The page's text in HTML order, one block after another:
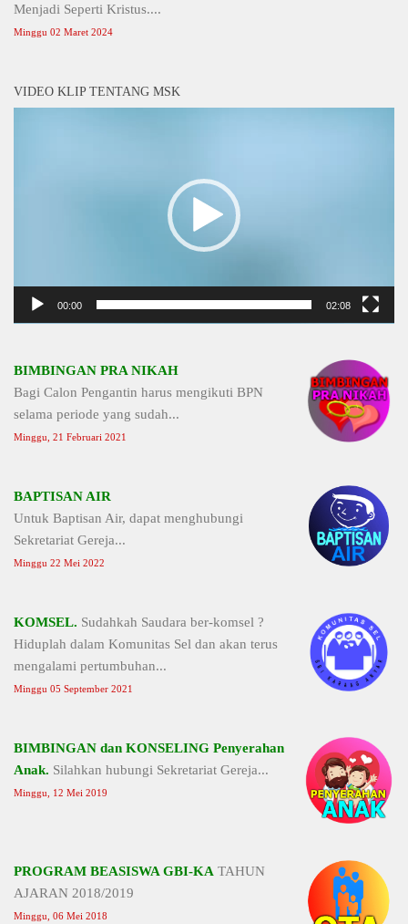
Menjadi Seperti Kristus....
Minggu 02 Maret 2024
VIDEO KLIP TENTANG MSK
00:00 02:08
BIMBINGAN PRA NIKAH
Bagi Calon Pengantin harus mengikuti BPN
selama periode yang sudah...
Minggu, 21 Februari 2021
BAPTISAN AIR
Untuk Baptisan Air, dapat menghubungi
Sekretariat Gereja...
Minggu 22 Mei 2022
KOMSEL. Sudahkah Saudara ber-komsel ?
Hiduplah dalam Komunitas Sel dan akan terus
mengalami pertumbuhan...
Minggu 05 September 2021
BIMBINGAN dan KONSELING Penyerahan
Anak. Silahkan hubungi Sekretariat Gereja...
Minggu, 12 Mei 2019
PROGRAM BEASISWA GBI-KA TAHUN
AJARAN 2018/2019
Minggu, 06 Mei 2018